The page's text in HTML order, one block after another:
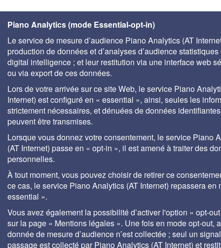
Piano Analytics (mode Essential-opt-in)
Le service de mesure d’audience Piano Analytics (AT
production de données et d’analyses d’audience statistiques
digital intelligence ; et leur restitution via une interface web
ou via export de ces données.
Lors de votre arrivée sur ce site Web, le service Piano
Internet) est configuré en « essential », ainsi, seules les
strictement nécessaires, et dénuées de données
peuvent être transmises.
Lorsque vous donnez votre consentement, le service Piano
(AT Internet) passe en « opt-in », il est amené à traiter des
personnelles.
À tout moment, vous pouvez choisir de retirer ce
ce cas, le service Piano Analytics (AT Internet) repassera en
essential ».
Vous avez également la possibilité d’activer l'option « opt-
sur la page « Mentions légales ». Une fois en mode opt-out,
donnée de mesure d’audience n’est collectée ; seul un
passage est collecté par Piano Analytics (AT Internet) et